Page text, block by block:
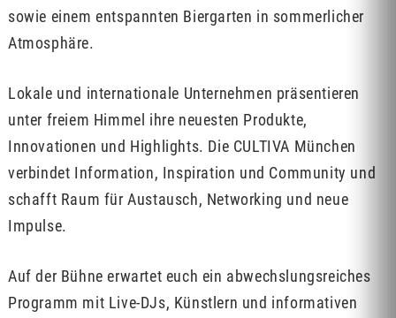
sowie einem entspannten Biergarten in sommerlicher
Atmosphäre.
Lokale und internationale Unternehmen präsentieren
unter freiem Himmel ihre neuesten Produkte,
Innovationen und Highlights. Die CULTIVA München
verbindet Information, Inspiration und Community und
schafft Raum für Austausch, Networking und neue
Impulse.
Auf der Bühne erwartet euch ein abwechslungsreiches
Programm mit Live-DJs, Künstlern und informativen